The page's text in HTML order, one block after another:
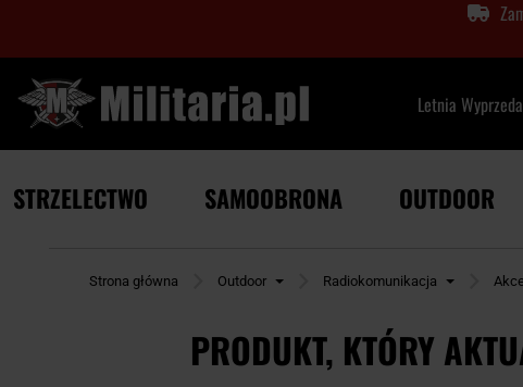
Letnia
STRZELECTWO SAMOOBRONA OUTDOOR
Strona główna Outdoor Radiokomunikacja
PRODUKT, KTÓRY